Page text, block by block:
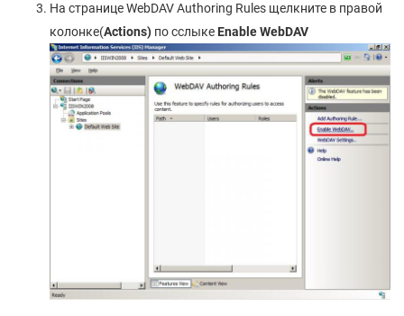
На странице WebDAV Authoring Rules щелкните в правой
колонке(Actions) по сслыке EnableWebDAV